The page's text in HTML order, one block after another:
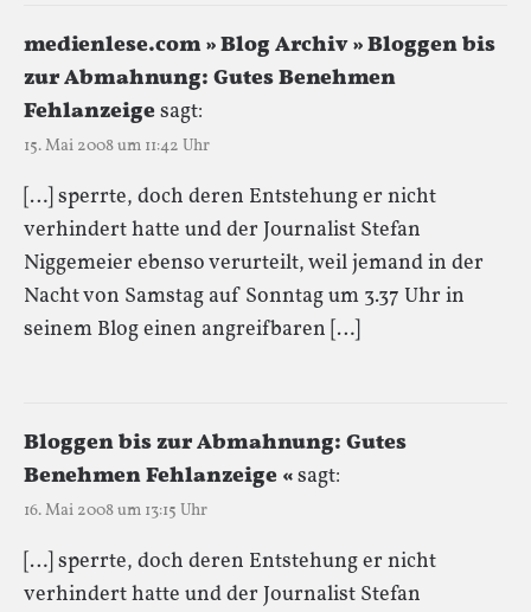
medienlese.com » Blog Archiv » Bloggen bis
zur Abmahnung: Gutes Benehmen
Fehlanzeigesagt:
15. Mai 2008 um 11:42 Uhr
[…] sperrte, doch deren Entstehung er nicht
verhindert hatte und der Journalist Stefan
Niggemeier ebenso verurteilt, weil jemand in der
Nacht von Samstag auf Sonntag um 3.37 Uhr in
seinem Blog einen angreifbaren […]
Bloggen bis zur Abmahnung: Gutes
Benehmen Fehlanzeige «sagt:
16. Mai 2008 um 13:15 Uhr
[…] sperrte, doch deren Entstehung er nicht
verhindert hatte und der Journalist Stefan